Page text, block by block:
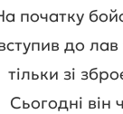
початку
до
тільки зі
Сьогодні